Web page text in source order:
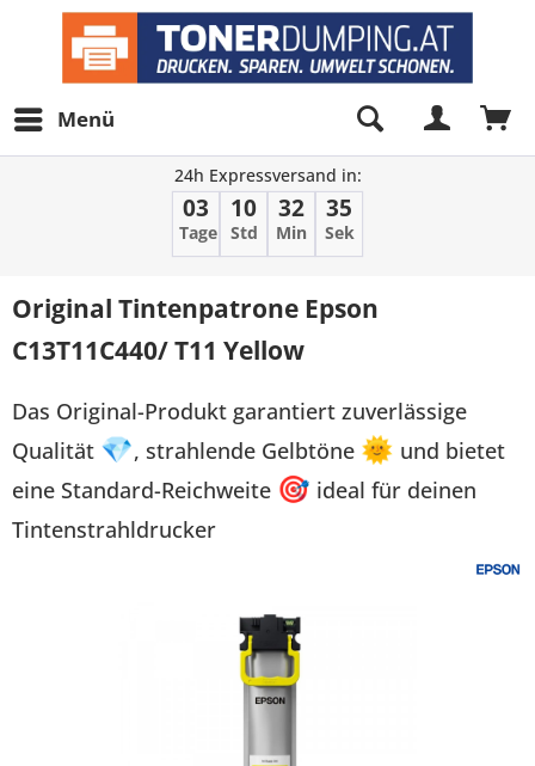
Menü
24h Expressversand in:
03
Tage
10
Std
32
Min
35
Sek
Original Tintenpatrone Epson
C13T11C440/ T11 Yellow
Das Original-Produkt garantiert zuverlässige
Qualität 💎, strahlende Gelbtöne 🌞 und bietet
eine Standard-Reichweite 🎯 ideal für deinen
Tintenstrahldrucker